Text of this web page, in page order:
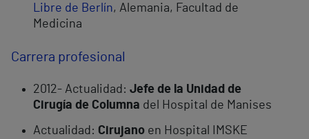
Libre de Berlín, Alemania, Facultad de
Medicina
Carrera profesional
2012- Actualidad: Jefe de la Unidad de
Cirugía de Columna del Hospital de Manises
Actualidad: Cirujano en Hospital IMSKE